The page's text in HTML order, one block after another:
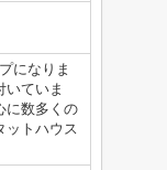
になりま
いていま
に数多くの
ットハウス